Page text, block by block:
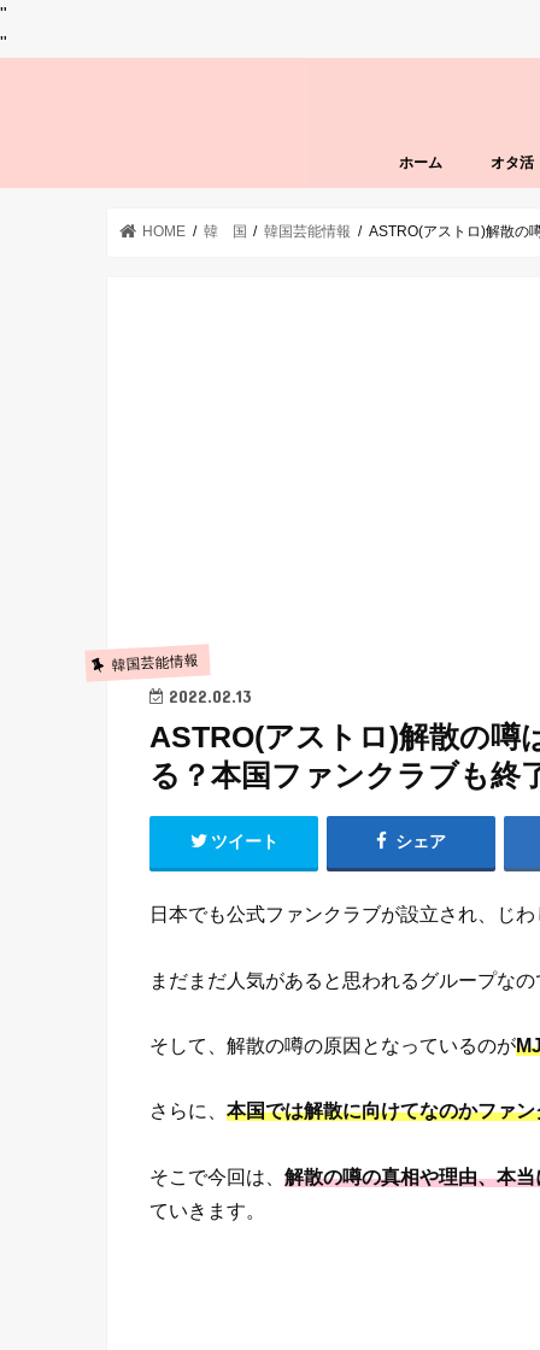
"
"
ホーム オタ活
HOME 韓 国 韓国芸能情報 ASTRO(アストロ)解散の
韓国芸能情報
2022.02.13
ASTRO(アストロ)解散の噂
る？本国ファンクラブも終
ツイート シェア
日本でも公式ファンクラブが設立され、じ
まだまだ人気があると思われるグループな
そして、解散の噂の原因となっているのが
さらに、 本国では解散に向けてなのかファ
そこで今回は、 解散の噂の真相や理由、本
ていきます。